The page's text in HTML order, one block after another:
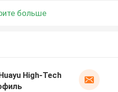
больше
High-Tech